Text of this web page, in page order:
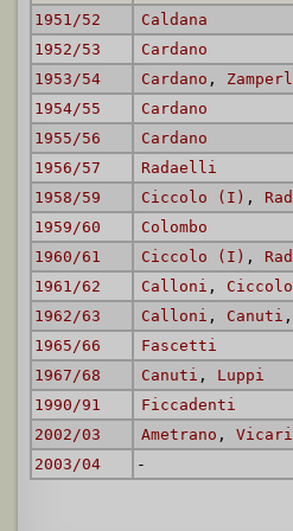
1951/52 Caldana
1952/53
Cardano
1953/54
Cardano , Zamperlini
1954/55
Cardano
1955/56
Cardano
1956/57
Radaelli
1958/59
Ciccolo (I) , Radaelli
1959/60
Colombo
1960/61
Ciccolo (I) , Radaelli
1961/62
Calloni , Ciccolo (I)
1962/63
Calloni , Canuti ,
1965/66
Fascetti
1967/68
Canuti , Luppi
1990/91
Ficcadenti
2002/03
Ametrano , Vicari
2003/04
-